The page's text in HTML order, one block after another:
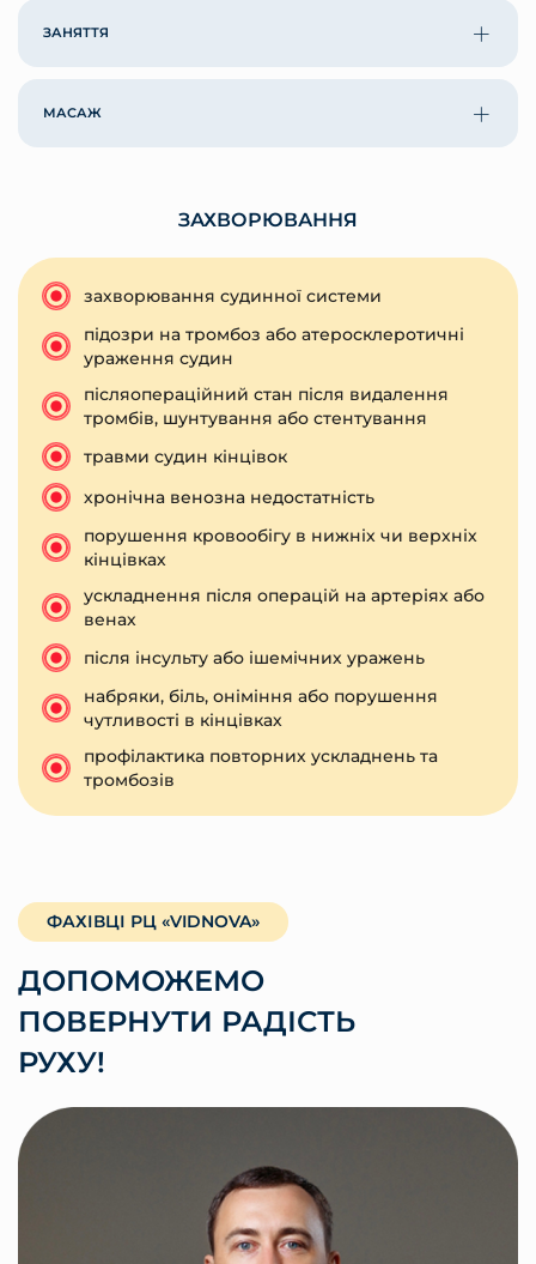
ЗАНЯТТЯ
МАСАЖ
ЗАХВОРЮВАННЯ
захворювання судинної системи
підозри на тромбоз або атеросклеротичні
ураження судин
післяопераційний стан після видалення
тромбів, шунтування або стентування
травми судин кінцівок
хронічна венозна недостатність
порушення кровообігу в нижніх чи верхніх
кінцівках
ускладнення після операцій на артеріях або
венах
після інсульту або ішемічних уражень
набряки, біль, оніміння або порушення
чутливості в кінцівках
профілактика повторних ускладнень та
тромбозів
ФАХІВЦІ РЦ «VIDNOVA»
ДОПОМОЖЕМО
ПОВЕРНУТИ РАДІСТЬ
РУХУ!